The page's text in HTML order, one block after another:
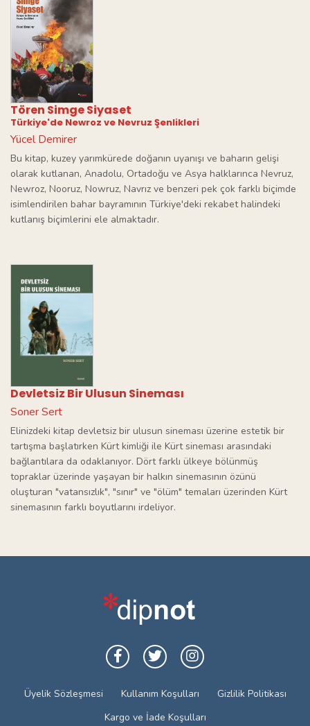
Tören Simge Siyaset
Türkiye'de Newroz ve Nevruz Şenlikleri
Yücel Demirer
Bu kitap, kuzey yarımkürede doğanın uyanışı ve baharın gelişi
olarak kutlanan, Anadolu, Ortadoğu ve Asya halklarınca Nevruz,
Newroz, Nooruz, Nowruz, Navrız ve benzeri pek çok farklı biçimde
isimlendirilen bahar bayramının Türkiye'deki rekabet halindeki
kutlanış biçimlerini ele almaktadır.
Devletsiz Bir Ulusun Sineması
Soner Sert
Elinizdeki kitap devletsiz bir ulusun sineması üzerine estetik bir
tartışma başlatırken Kürt kimliği ile Kürt sineması arasındaki
bağlantılara da odaklanıyor. Dört farklı ülkeye bölünmüş
topraklar üzerinde yaşayan bir halkın sinemasının özünü
oluşturan "vatansızlık", "sınır" ve "ölüm" temaları üzerinden Kürt
sinemasının farklı boyutlarını irdeliyor.
Üyelik Sözleşmesi Kullanım Koşulları
Gizlilik Politikası
Kargo ve İade Koşulları